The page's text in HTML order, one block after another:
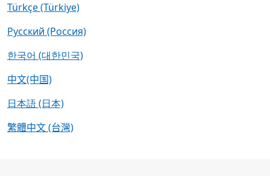
Türkçe (Türkiye)
Русский (Россия)
한국어 (대한민국)
中文(中国)
日本語 (日本)
繁體中文 (台灣)